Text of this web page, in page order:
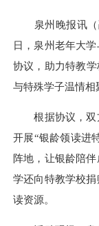
泉州晚报讯（
日，泉州老年大
协议，助力特教
与特殊学子温情相
根据协议，双
开展“银龄领读进
阵地，让银龄陪
学还向特教学校
读资源。